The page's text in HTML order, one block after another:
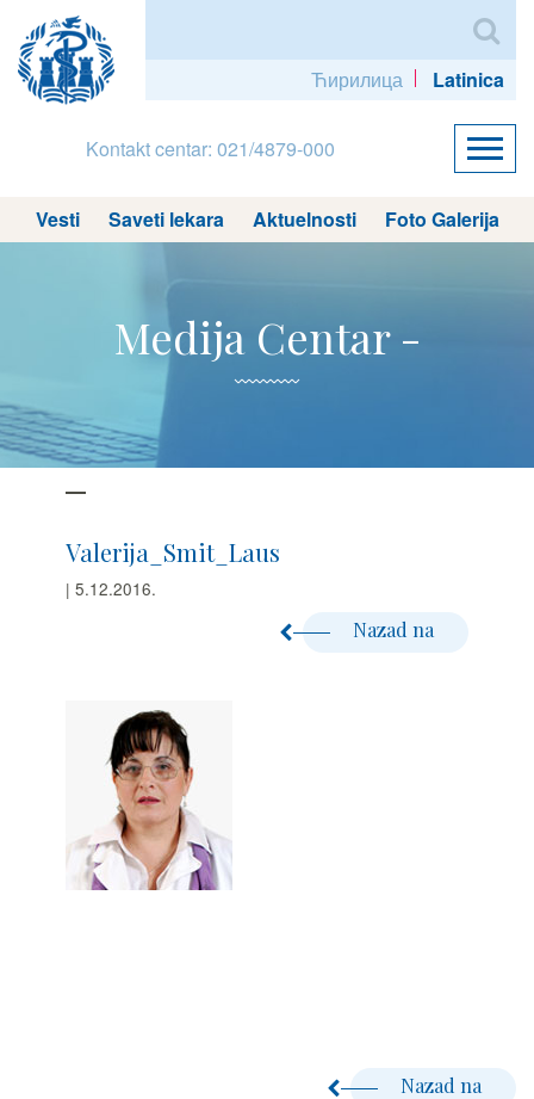
Ћирилица Latinica
Kontakt centar: 021/4879-000
Vesti Saveti lekara Aktuelnosti Foto Galerija
Medija Centar -
Valerija_Smit_Laus
| 5.12.2016.
Nazad na
Nazad na